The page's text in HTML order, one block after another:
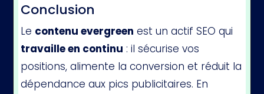
Conclusion
Le contenu evergreen est un actif SEO qui
travaille en continu : il sécurise vos
positions, alimente la conversion et réduit la
dépendance aux pics publicitaires. En